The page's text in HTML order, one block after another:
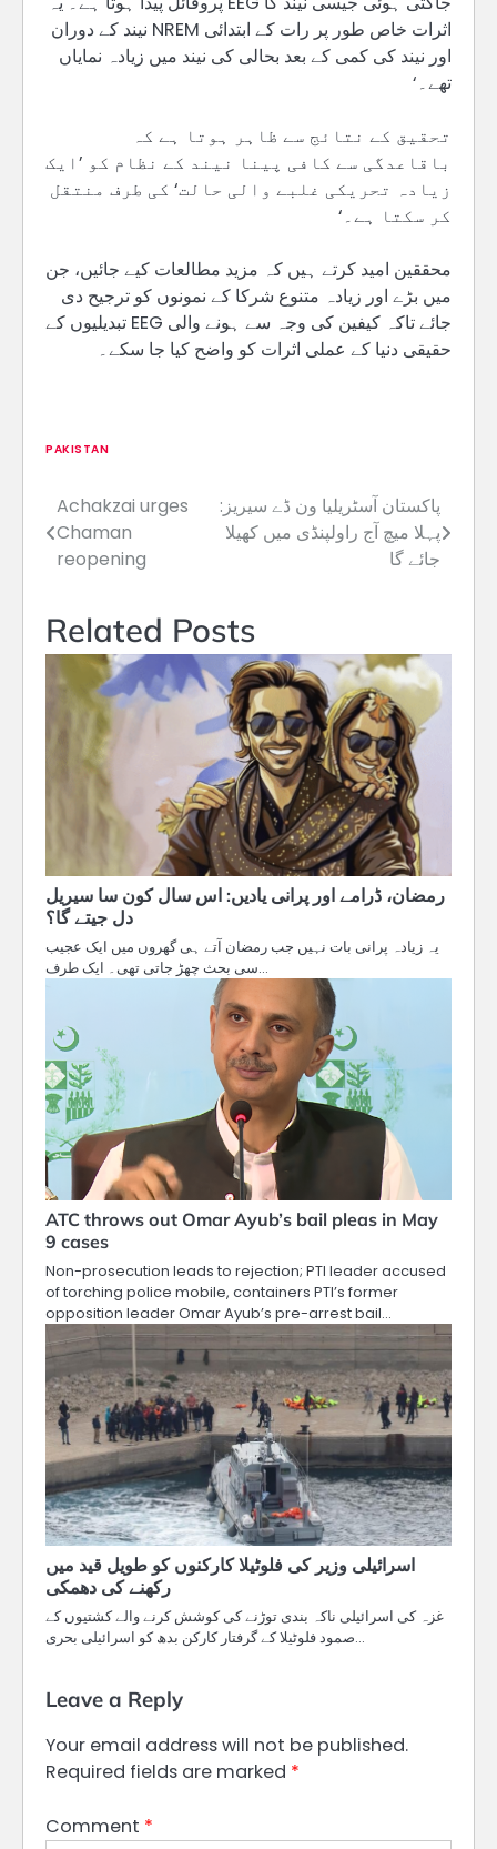
اثرات خاص طور پر رات کے ابتدائی NREM نیند کے دوران
اور نیند کی کمی کے بعد بحالی کی نیند میں زیادہ نمایاں
تھے۔‘
تحقیق کے نتائج سے ظاہر ہوتا ہے کہ
باقاعدگی سے کافی پینا نیند کے نظام کو ’ایک
زیادہ تحریکی غلبے والی حالت‘ کی طرف منتقل
کر سکتا ہے۔‘
محققین امید کرتے ہیں کہ مزید مطالعات کیے جائیں، جن
میں بڑے اور زیادہ متنوع شرکا کے نمونوں کو ترجیح دی
جائے تاکہ کیفین کی وجہ سے ہونے والی EEG تبدیلیوں کے
حقیقی دنیا کے عملی اثرات کو واضح کیا جا سکے۔
PAKISTAN
Post
navigation
Achakzai urges
Chaman
reopening
پاکستان آسٹریلیا ون ڈے سیریز:
پہلا میچ آج راولپنڈی میں کھیلا
جائے گا
Related Posts
رمضان، ڈرامے اور پرانی یادیں: اس سال کون سا سیریل
دل جیتے گا؟
یہ زیادہ پرانی بات نہیں جب رمضان آتے ہی گھروں میں ایک عجیب
سی بحث چھڑ جاتی تھی۔ ایک طرف…
ATC throws out Omar Ayub’s bail pleas in May
9 cases
Non-prosecution leads to rejection; PTI leader accused
of torching police mobile, containers PTI’s former
opposition leader Omar Ayub’s pre-arrest bail…
اسرائیلی وزیر کی فلوٹیلا کارکنوں کو طویل قید میں
رکھنے کی دھمکی
غزہ کی اسرائیلی ناکہ بندی توڑنے کی کوشش کرنے والے کشتیوں کے
صمود فلوٹیلا کے گرفتار کارکن بدھ کو اسرائیلی بحری…
Leave a Reply
Your email address will not be published.
Required fields are marked *
Comment *